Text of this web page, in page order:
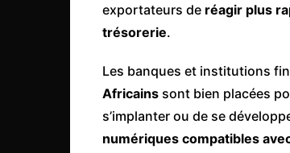
exportateurs de réagir plus
trésorerie.
Les banques et institutions
Africains sont bien placées
s’implanter ou de se
numériques compatibles